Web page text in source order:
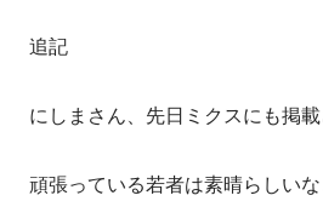
追記
にしまさん、先日ミクスにも掲載
頑張っている若者は素晴らしいな